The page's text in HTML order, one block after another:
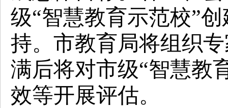
级“智慧教育示范校”
持。 市教育局将组织
满后将对市级“智慧教
效等开展评估。